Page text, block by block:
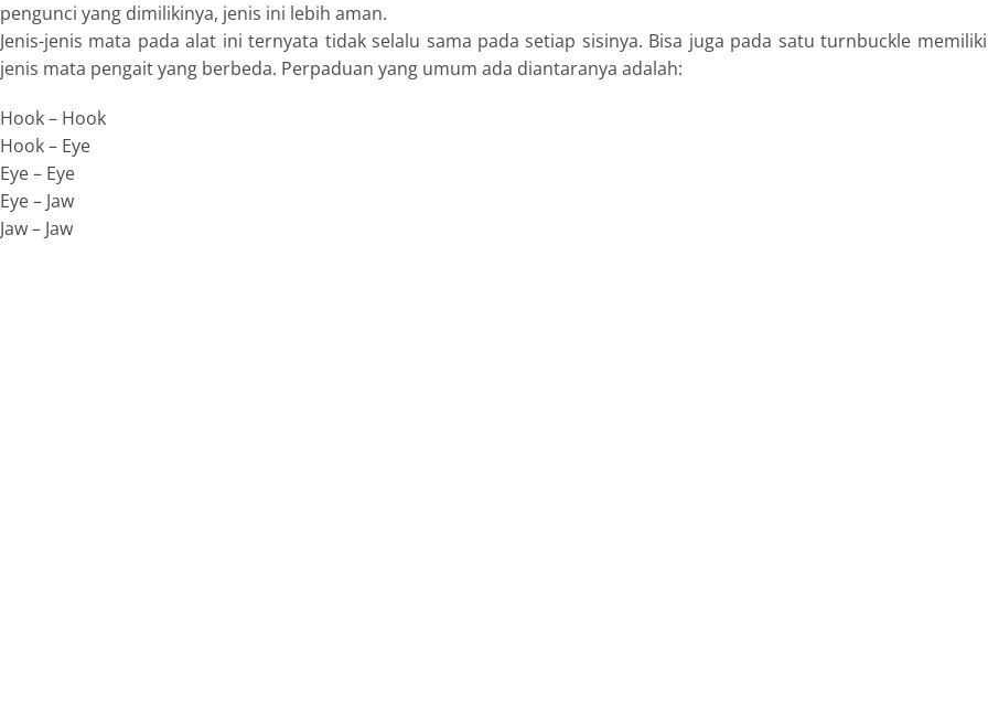
pengunci yang dimilikinya, jenis ini lebih aman.
Jenis-jenis mata pada alat ini ternyata tidak selalu sama pada setiap sisinya. Bisa juga pada satu turnbuckle
jenis mata pengait yang berbeda. Perpaduan yang umum ada diantaranya adalah:
Hook – Hook
Hook – Eye
Eye – Eye
Eye – Jaw
Jaw – Jaw